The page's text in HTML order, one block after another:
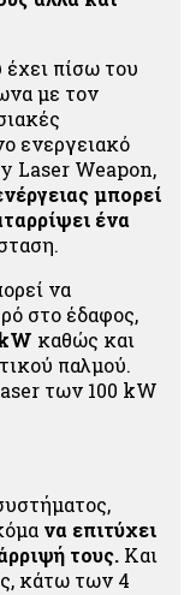
πίσω του
με τον
ενεργειακό
Laser Weapon,
μπορεί
ένα
να
στο έδαφος,
καθώς και
παλμού.
των 100 kW
να επιτύχει
τους. Και
κάτω των 4